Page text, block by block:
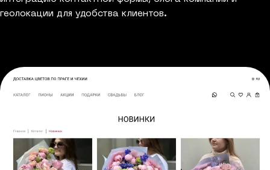
геолокации для удобства клиентов.